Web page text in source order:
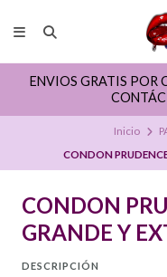
ENVIOS GRATIS POR
Inicio
CONDON
CONDON
GRANDE Y
DESCRIPCIÓN